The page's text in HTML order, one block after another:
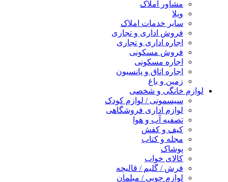
مشاور املاک
ویلا
سایر خدمات املاک
فروش اداری و تجاری
اجاره اداری و تجاری
فروش مسکونی
اجاره مسکونی
اجاره اتاق و پانسیون
زمین و باغ
لوازم خانگی و شخصی
سیسمونی / لوازم کودک
لوازم اداری فروشگاهی
تصفیه آب و هوا
کیف و کفش
مجله و کتاب
پوشاک
کالای خواب
فرش / گلیم / قالیچه
لوازم چوبی / مبلمان